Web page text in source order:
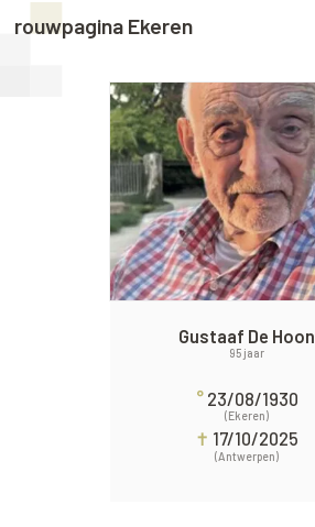
rouwpagina Ekeren
Gustaaf De Hoon
95 jaar
° 23/08/1930
(Ekeren)
✝ 17/10/2025
(Antwerpen)